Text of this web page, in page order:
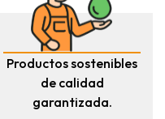
Productos sostenibles
de calidad
garantizada.